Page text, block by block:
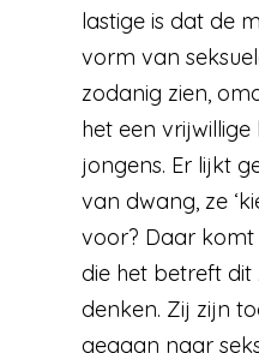
lastige is dat de
vorm van
zodanig zien,
het een vrijwillige
jongens. Er lijkt
van dwang, ze
voor? Daar
die het betreft
denken. Zij zijn
gegaan naar